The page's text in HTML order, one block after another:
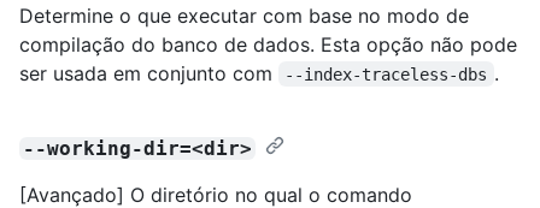
Determine o que executar com base no modo de
compilação do banco de dados. Esta opção não pode
ser usada em conjunto com
--index-traceless-dbs .
--working-dir=<dir>
[Avançado] O diretório no qual o comando